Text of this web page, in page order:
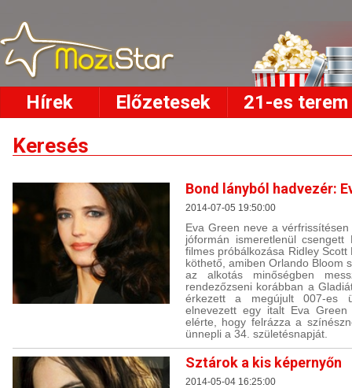
Hírek Előzetesek 21-es terem
Keresés
Bond lányból hadvezér:
2014-07-05 19:50:00
Eva Green neve a
jóformán ismeretlenül csengett
filmes próbálkozása Ridley
köthető, amiben Orlando Bloom
az alkotás minőségben
rendezőzseni korábban a
érkezett a megújult 007-es
elnevezett egy italt Eva
elérte, hogy felrázza a
ünnepli a 34. születésnapját.
Sztárok a kis képernyőn
2014-05-04 16:25:00